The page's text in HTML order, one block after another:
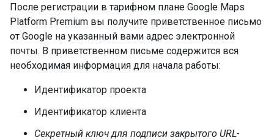
После регистрации в тарифном плане Google Maps
Platform Premium вы получите приветственное письмо
от Google на указанный вами адрес электронной
почты. В приветственном письме содержится вся
необходимая информация для начала работы:
Идентификатор проекта
Идентификатор клиента
Секретный ключ для подписи закрытого URL-